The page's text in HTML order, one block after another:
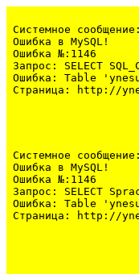
Системное сообщение:
Ошибка в MySQL!
Ошибка №:1146
Запрос: SELECT
Ошибка: Table
Страница: http://
Системное сообщение:
Ошибка в MySQL!
Ошибка №:1146
Запрос: SELECT
Ошибка: Table
Страница: http://